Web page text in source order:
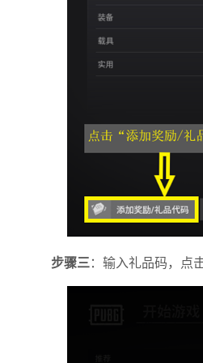
步骤三：输入礼品码，点